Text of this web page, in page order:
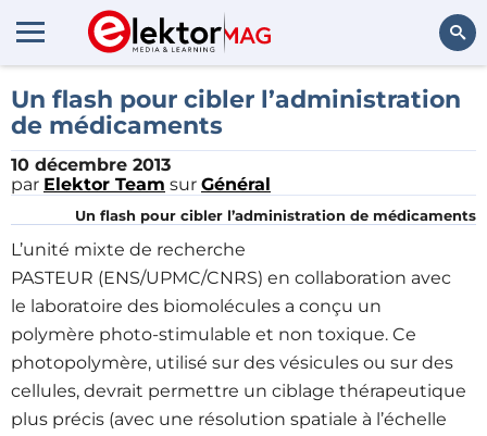
Rechercher
Un flash pour cibler l’administration
de médicaments
10 décembre 2013
par Elektor Team sur Général
Un flash pour cibler l’administration de médicaments
L’unité mixte de recherche
PASTEUR (ENS/UPMC/CNRS) en collaboration avec
le laboratoire des biomolécules a conçu un
polymère photo-stimulable et non toxique. Ce
photopolymère, utilisé sur des vésicules ou sur des
cellules, devrait permettre un ciblage thérapeutique
plus précis (avec une résolution spatiale à l’échelle